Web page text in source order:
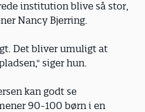
institution blive så stor,
Nancy Bjerring.
Det bliver umuligt at
siger hun.
kan godt se
90-100 børn i en